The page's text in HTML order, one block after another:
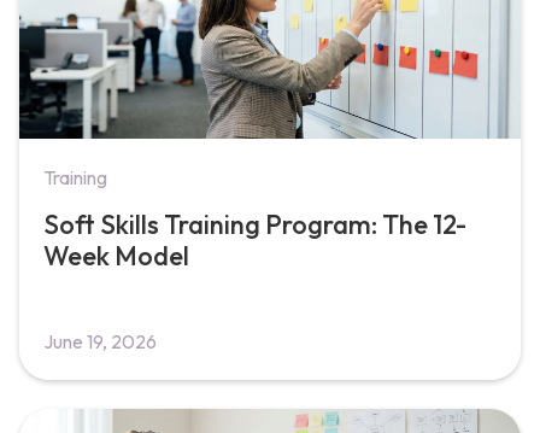
Training
Soft Skills Training Program: The 12-
Week Model
June 19, 2026